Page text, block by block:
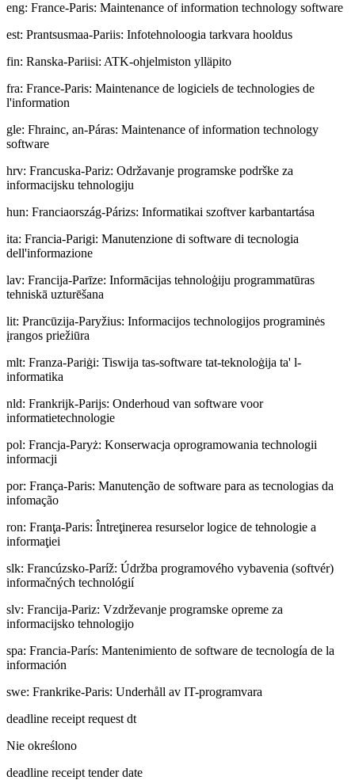
eng: France-Paris: Maintenance of information technology software
est: Prantsusmaa-Pariis: Infotehnoloogia tarkvara hooldus
fin: Ranska-Pariisi: ATK-ohjelmiston ylläpito
fra: France-Paris: Maintenance de logiciels de technologies de
l'information
gle: Fhrainc, an-Páras: Maintenance of information technology
software
hrv: Francuska-Pariz: Održavanje programske podrške za
informacijsku tehnologiju
hun: Franciaország-Párizs: Informatikai szoftver karbantartása
ita: Francia-Parigi: Manutenzione di software di tecnologia
dell'informazione
lav: Francija-Parīze: Informācijas tehnoloģiju programmatūras
tehniskā uzturēšana
lit: Prancūzija-Paryžius: Informacijos technologijos programinės
įrangos priežiūra
mlt: Franza-Pariġi: Tiswija tas-software tat-teknoloġija ta' l-
informatika
nld: Frankrijk-Parijs: Onderhoud van software voor
informatietechnologie
pol: Francja-Paryż: Konserwacja oprogramowania technologii
informacji
por: França-Paris: Manutenção de software para as tecnologias da
infomação
ron: Franţa-Paris: Întreţinerea resurselor logice de tehnologie a
informaţiei
slk: Francúzsko-Paríž: Údržba programového vybavenia (softvér)
informačných technológií
slv: Francija-Pariz: Vzdrževanje programske opreme za
informacijsko tehnologijo
spa: Francia-París: Mantenimiento de software de tecnología de la
información
swe: Frankrike-Paris: Underhåll av IT-programvara
deadline receipt request dt
Nie określono
deadline receipt tender date